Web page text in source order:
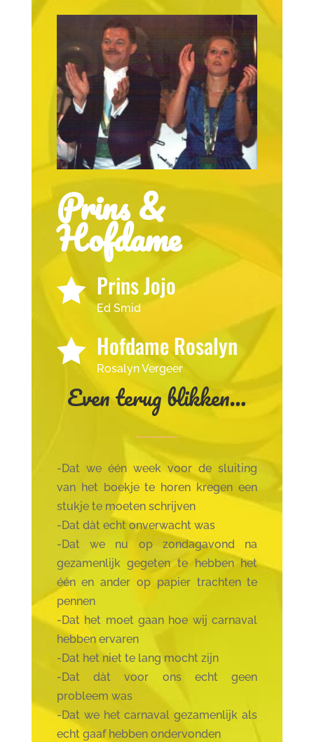
Prins &
Hofdame
 Prins Jojo
Ed Smid
 Hofdame Rosalyn
Rosalyn Vergeer
Even terug blikken…
-Dat we één week voor de sluiting
van het boekje te horen kregen een
stukje te moeten schrijven
-Dat dàt echt onverwacht was
-Dat we nu op zondagavond na
gezamenlijk gegeten te hebben het
één en ander op papier trachten te
pennen
-Dat het moet gaan hoe wij carnaval
hebben ervaren
-Dat het niet te lang mocht zijn
-Dat dàt voor ons echt geen
probleem was
-Dat we het carnaval gezamenlijk als
echt gaaf hebben ondervonden